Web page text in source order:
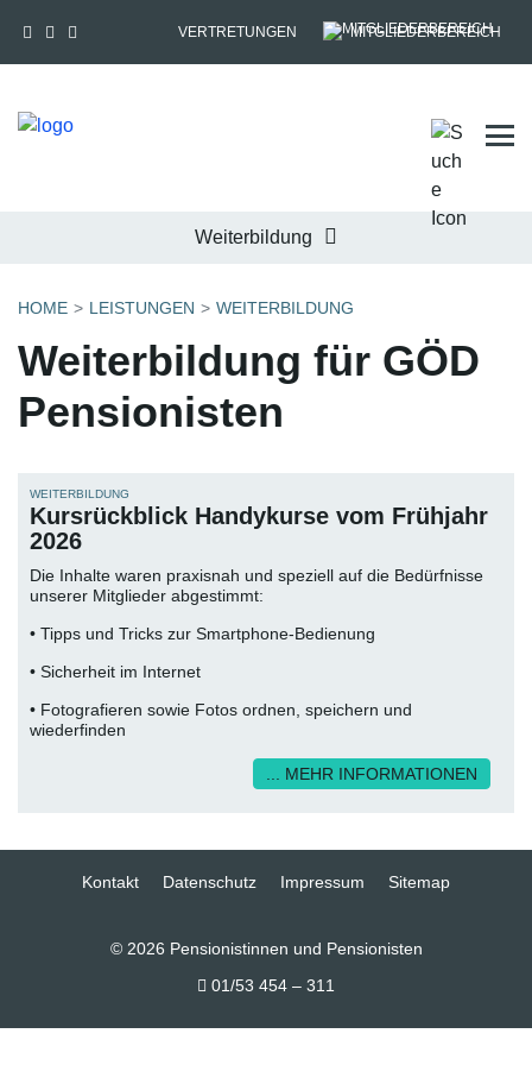
VERTRETUNGEN MITGLIEDERBEREICH
Weiterbildung
HOME LEISTUNGEN WEITERBILDUNG
Weiterbildung für GÖD
Pensionisten
WEITERBILDUNG
Kursrückblick Handykurse vom Frühjahr
2026
Die Inhalte waren praxisnah und speziell auf die Bedürfnisse
unserer Mitglieder abgestimmt:
• Tipps und Tricks zur Smartphone-Bedienung
• Sicherheit im Internet
• Fotografieren sowie Fotos ordnen, speichern und
wiederfinden
... MEHR INFORMATIONEN
Kontakt Datenschutz Impressum Sitemap
© 2026 Pensionistinnen und Pensionisten
01/53 454 – 311